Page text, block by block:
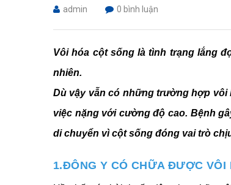
admin 0 bình luận
Vôi hóa cột sống là tình trạng lắng
nhiên.
Dù vậy vẫn có những trường hợp vôi
việc nặng với cường độ cao. Bệnh
di chuyển vì cột sống đóng vai trò
1.ĐÔNG Y CÓ CHỮA ĐƯỢC VÔI